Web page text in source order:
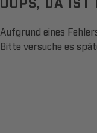
Aufgrund eines
Bitte versuche es